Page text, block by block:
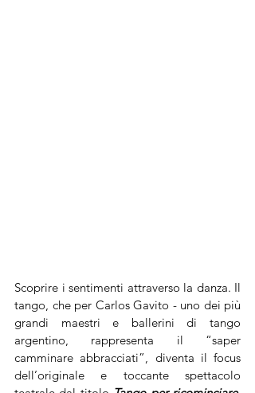
Scoprire i sentimenti attraverso la danza. Il
tango, che per Carlos Gavito - uno dei più
grandi maestri e ballerini di tango
argentino, rappresenta il “saper
camminare abbracciati”, diventa il focus
dell’originale e toccante spettacolo